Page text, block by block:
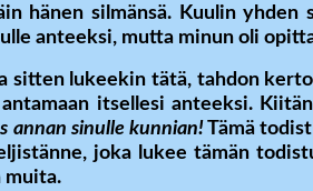
hänen silmänsä. Kuulin yhden
anteeksi, mutta minun oli
sitten lukeekin tätä, tahdon
itsellesi anteeksi.
annan sinulle kunnian! Tämä
joka lukee tämän
muita.